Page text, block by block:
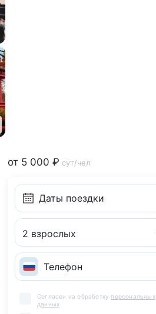
от 5 000 ₽ сут/чел
2 взрослых
Согласен на обработку персональных
данных